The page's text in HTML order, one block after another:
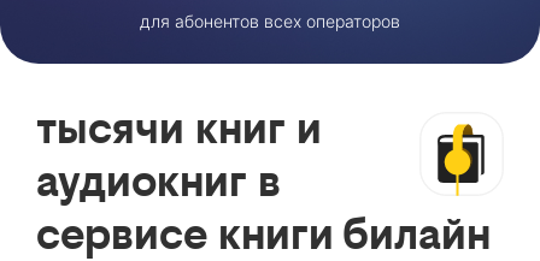
для абонентов всех операторов
тысячи книг и
аудиокниг в
сервисе книги билайн